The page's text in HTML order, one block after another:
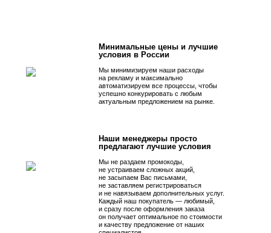
Минимальные цены и лучшие
условия в России
Мы минимизируем наши расходы
на рекламу и максимально
автоматизируем все процессы, чтобы
успешно конкурировать с любым
актуальным предложением на рынке.
Наши менеджеры просто
предлагают лучшие условия
Мы не раздаем промокоды,
не устраиваем сложных акций,
не засыпаем Вас письмами,
не заставляем регистрироваться
и не навязываем дополнительных услуг.
Каждый наш покупатель — любимый,
и сразу после оформления заказа
он получает оптимальное по стоимости
и качеству предложение от наших